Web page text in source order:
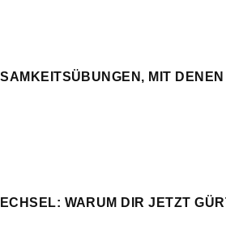
MIT
WARUM DIR JETZT